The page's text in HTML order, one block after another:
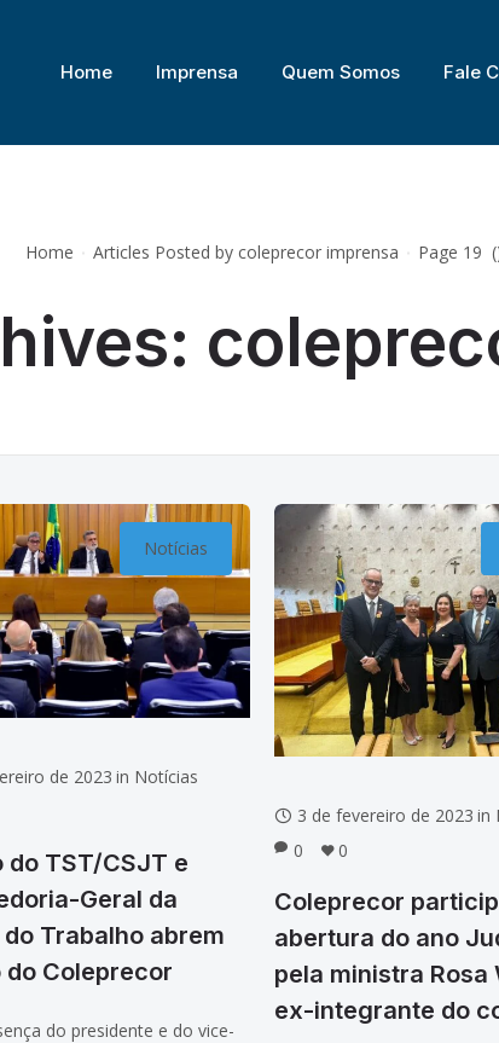
Home Imprensa Quem Somos Fale
Home Articles Posted by coleprecor imprensa (
Page 19
Notícias
de 2023 in Notícias
do TST/CSJT e
Geral da
Trabalho abrem
do Coleprecor
do presidente e do vice-
3 de fevereiro de 2023 in
0
0
Coleprecor
abertura do ano
pela ministra Rosa
ex-integrante do